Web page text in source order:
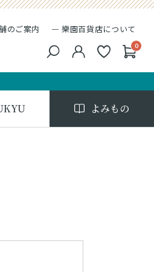
のご案内 樂園百貨店について
0
よみもの